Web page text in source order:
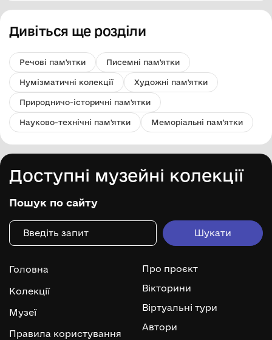
Дивіться ще розділи
Речові пам'ятки Писемні пам'ятки
Нумізматичні колекції Художні пам'ятки
Природничо-історичні пам'ятки
Науково-технічні пам'ятки Меморіальні пам'ятки
Доступні музейні колекції
Пошук по сайту
Головна
Колекції
Музеї
Правила користування
Про проєкт
Вікторини
Віртуальні тури
Автори